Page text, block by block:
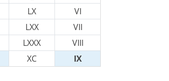
LX
VI
LXX
VII
LXXX
VIII
XC IX